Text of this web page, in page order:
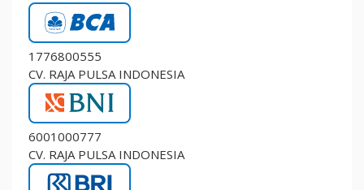
1776800555
CV. RAJA PULSA INDONESIA
6001000777
CV. RAJA PULSA INDONESIA